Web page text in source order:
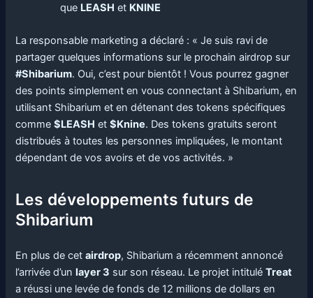
que LEASH et KNINE
La responsable marketing a déclaré : « Je suis ravi de
partager quelques informations sur le prochain airdrop sur
#Shibarium. Oui, c’est pour bientôt ! Vous pourrez gagner
des points simplement en vous connectant à Shibarium, en
utilisant Shibarium et en détenant des tokens spécifiques
comme$LEASH et$Knine. Des tokens gratuits seront
distribués à toutes les personnes impliquées, le montant
dépendant de vos avoirs et de vos activités. »
Les développements futurs de
Shibarium
En plus de cetairdrop, Shibarium a récemment annoncé
l’arrivée d’unlayer 3 sur son réseau. Le projet intituléTreat
a réussi une levée de fonds de 12 millions de dollars en